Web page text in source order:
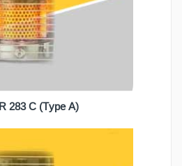
R 283 C (Type A)